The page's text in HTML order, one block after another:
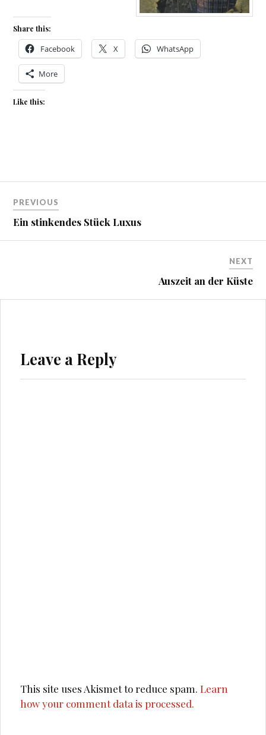
Share this:
Facebook X WhatsApp
More
Like this:
PREVIOUS
Ein stinkendes Stück Luxus
NEXT
Auszeit an der Küste
Leave a Reply
This site uses Akismet to reduce spam.Learn
how your comment data is processed.